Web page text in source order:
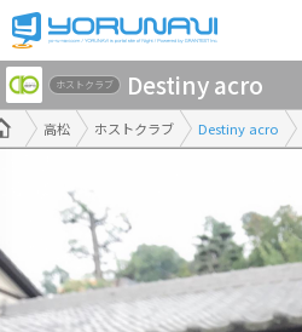
香
川
県
版
高松 ホストクラブ Destiny acro
ホストクラブ Destiny acro